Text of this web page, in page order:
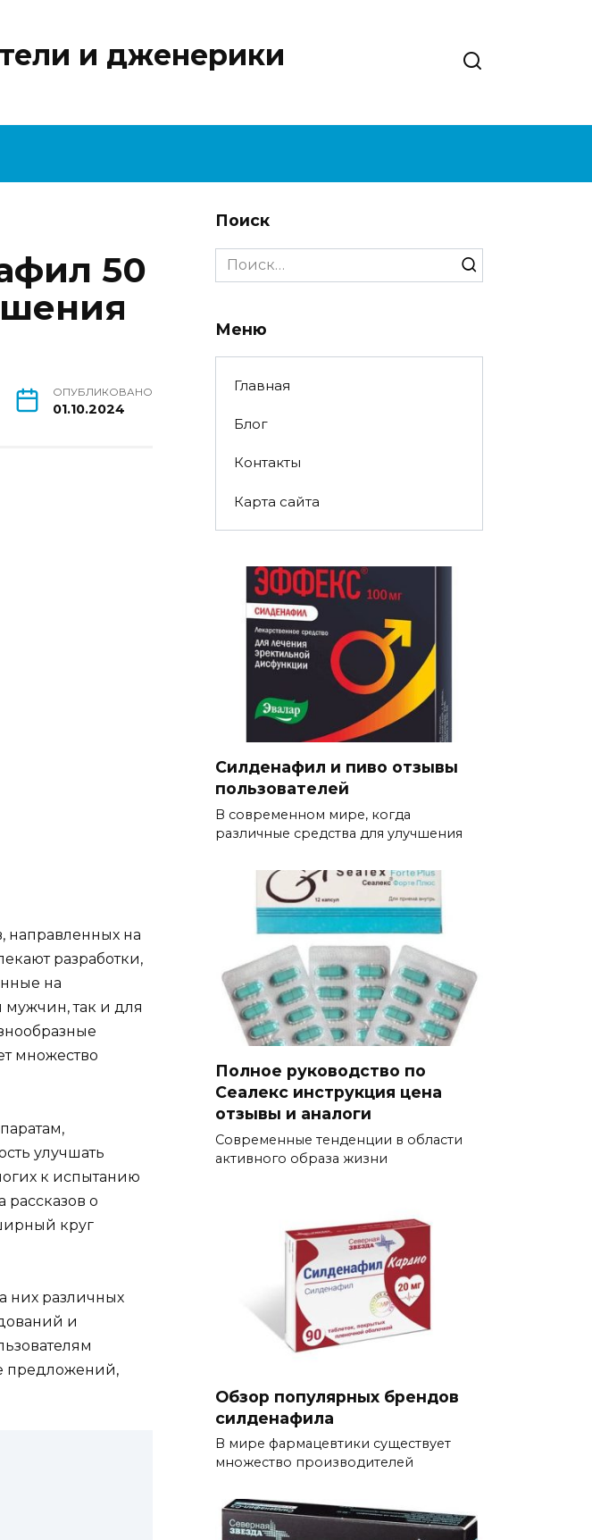
и дженерики
50
ОПУБЛИКОВАНО
01.10.2024
направленных на
разработки,
на
мужчин, так и для
множество
улучшать
к испытанию
о
круг
них различных
и
предложений,
Поиск
Search
for:
Меню
Главная
Блог
Контакты
Карта сайта
Силденафил и пиво отзывы
пользователей
В современном мире, когда
различные средства для улучшения
Полное руководство по
Сеалекс инструкция цена
отзывы и аналоги
Современные тенденции в области
активного образа жизни
Обзор популярных брендов
силденафила
В мире фармацевтики существует
множество производителей